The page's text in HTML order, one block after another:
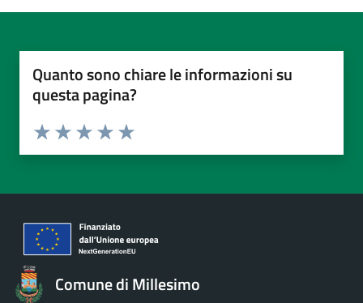
Quanto sono chiare le informazioni su
questa pagina?
Valuta da 1 a 5 stelle la pagina
Valuta 5 stelle su 5
Valuta 4 stelle su 5
Valuta 3 stelle su 5
Valuta 2 stelle su 5
Valuta 1 stelle su 5
Comune di Millesimo